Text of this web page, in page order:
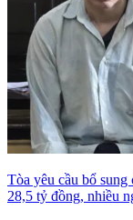
Tòa yêu cầu bổ
28,5 tỷ đồng, nhiều